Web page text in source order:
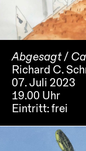
Abgesagt /
Richard C.
07. Juli 2023
19.00 Uhr
Eintritt:frei